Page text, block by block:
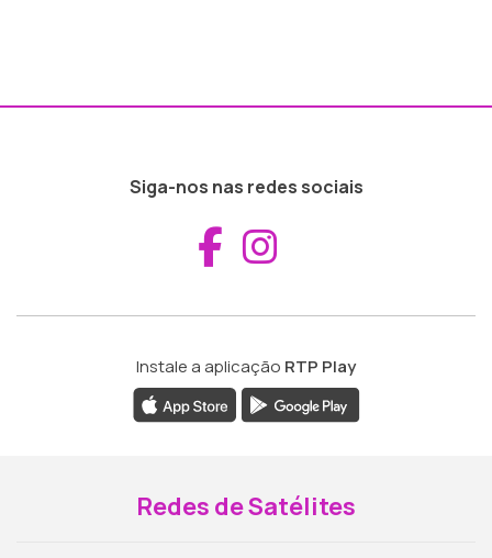
Siga-nos nas redes sociais
Aceder ao
Instale a aplicação RTP Play
Redes de Satélites